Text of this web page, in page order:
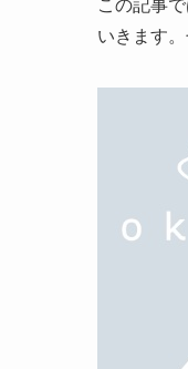
この記事
いきます